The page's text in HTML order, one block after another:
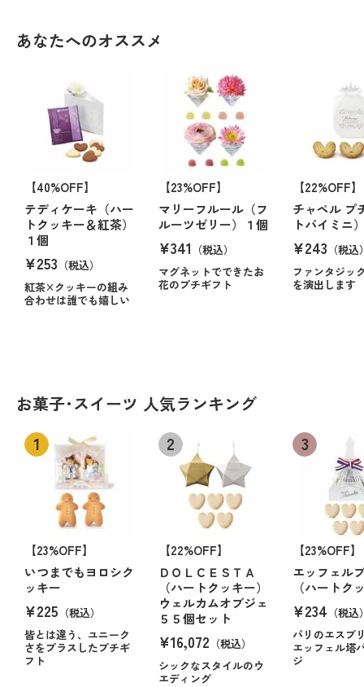
あなたへのオススメ
【40%OFF】
テディケーキ（ハー
トクッキー＆紅茶）
１個
¥253 （税込）
紅茶×クッキーの組み
合わせは誰でも嬉しい
【23%OFF】
マリーフルール（フ
ルーツゼリー）１個
¥341 （税込）
マグネットでできたお
花のプチギフト
【22%OFF】
チャペル プ
トパイミニ
¥243 （税込
ファンタジッ
を演出します
お菓子･スイーツ 人気ランキング
【23%OFF】
いつまでもヨロシク
ッキー
¥225 （税込）
皆とは違う、ユニーク
さをプラスしたプチギ
フト
【22%OFF】
ＤＯＬＣＥＳＴＡ
（ハートクッキー）
ウェルカムオブジェ
５５個セット
¥16,072 （税込）
シックなスタイルのウ
エディング
【23%OFF】
エッフェル
（ハートク
¥234 （税込
パリのエスプ
エッフェル塔
ジ